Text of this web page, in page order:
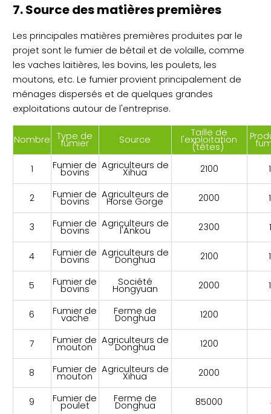
7. Source des matières premières
Les principales matières premières produites par le
projet sont le fumier de bétail et de volaille, comme
les vaches laitières, les bovins, les poulets, les
moutons, etc. Le fumier provient principalement de
ménages dispersés et de quelques grandes
exploitations autour de l'entreprise.
Nombre Type de
fumier Source
Taille de
l'exploitation
(têtes)
1 Fumier de
bovins
Agriculteurs de
Xihua 2100
2 Fumier de
bovins
Agriculteurs de
Horse Gorge 2000
3 Fumier de
bovins
Agriculteurs de
l'Ankou 2300
4 Fumier de
bovins
Agriculteurs de
Donghua 2100
5 Fumier de
bovins
Société
Hongyuan 2000
6 Fumier de
vache
Ferme de
Donghua 1200
7 Fumier de
mouton
Agriculteurs de
Donghua 1200
8 Fumier de
mouton
Agriculteurs de
Xihua 2000
9 Fumier de
poulet
Ferme de
Donghua 85000